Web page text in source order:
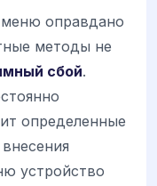
оправдано
методы не
сбой.
определенные
устройство